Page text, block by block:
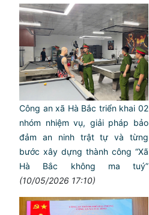
Công an xã Hà Bắc triển khai 02
nhóm nhiệm vụ, giải pháp bảo
đảm an ninh trật tự và từng
bước xây dựng thành công “Xã
Hà Bắc không ma tuý”
(10/05/2026 17:10)